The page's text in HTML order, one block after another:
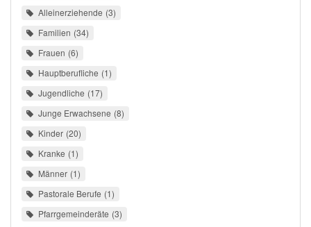
Alleinerziehende 3
Familien 34
Frauen 6
Hauptberufliche 1
Jugendliche 17
Junge Erwachsene 8
Kinder 20
Kranke 1
Männer 1
Pastorale Berufe 1
Pfarrgemeinderäte 3